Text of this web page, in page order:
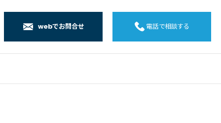
店
webでお問合せ 電話で相談する